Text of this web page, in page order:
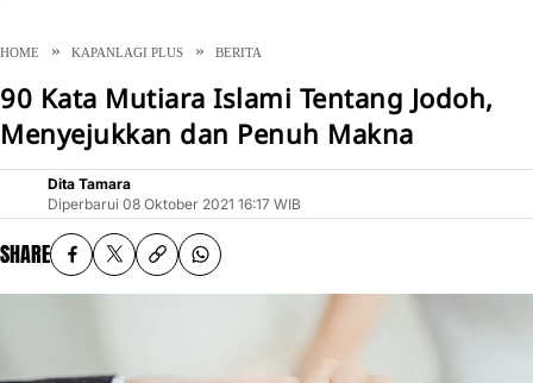
HOME KAPANLAGI PLUS BERITA
90 Kata Mutiara Islami Tentang Jodoh,
Menyejukkan dan Penuh Makna
Dita Tamara
Diperbarui 08 Oktober 2021 16:17 WIB
SHARE